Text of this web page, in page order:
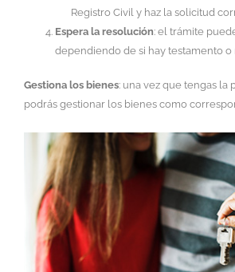
Registro Civil y haz la solicitud
Espera la resolución: el trámite
dependiendo de si hay testamento o
Gestiona los bienes: una vez que tengas la
podrás gestionar los bienes como